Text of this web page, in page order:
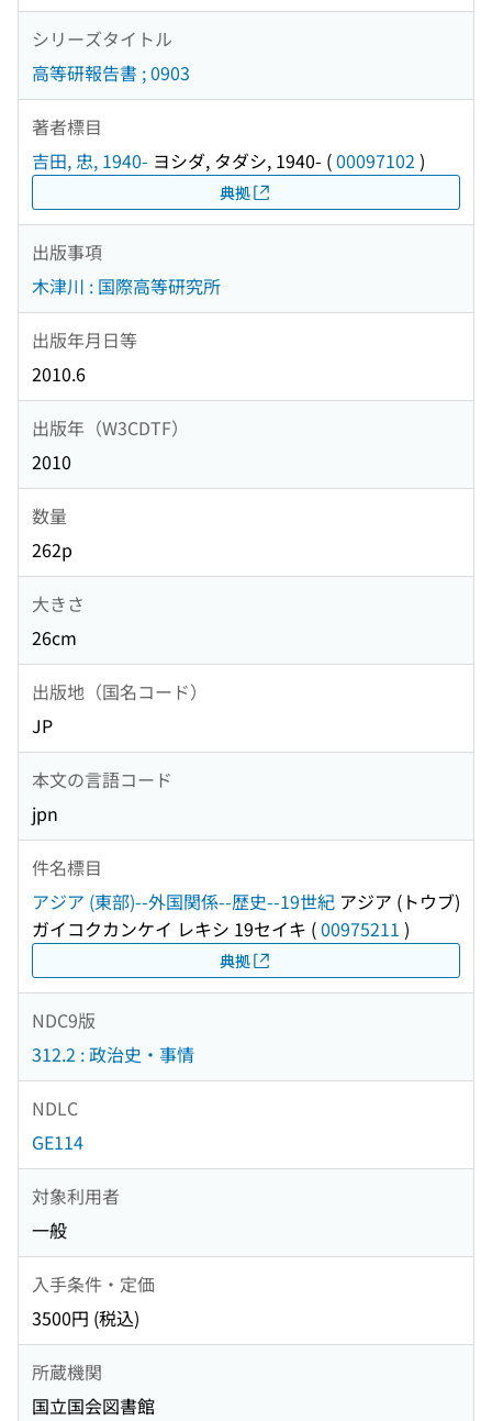
シリーズタイトル
高等研報告書 ; 0903
著者標目
吉田, 忠, 1940- ヨシダ, タダシ, 1940- (00097102 )
典拠
出版事項
木津川 : 国際高等研究所
出版年月日等
2010.6
出版年（W3CDTF）
2010
数量
262p
大きさ
26cm
出版地（国名コード）
JP
本文の言語コード
jpn
件名標目
アジア (東部)--外国関係--歴史--19世紀 アジア (トウブ)
ガイコクカンケイ レキシ 19セイキ (00975211 )
典拠
NDC9版
312.2 : 政治史・事情
NDLC
GE114
対象利用者
一般
入手条件・定価
3500円 (税込)
所蔵機関
国立国会図書館